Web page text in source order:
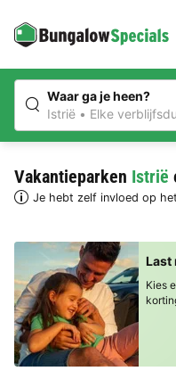
Waar ga je heen?
Istrië
Elke
Vakantieparken Istrië
Je hebt zelf invloed op
Last
Kies